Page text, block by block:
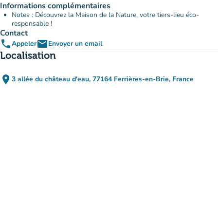
Informations complémentaires
Notes : Découvrez la Maison de la Nature, votre tiers-lieu éco-
responsable !
Contact
phoneAppeleremailEnvoyer un email
Localisation
place 3 allée du château d'eau, 77164 Ferrières-en-Brie, France
(ouvrir dans Google Maps)
(nouvel onglet)